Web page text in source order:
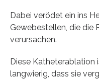
Dabei verödet ein ins
Gewebestellen, die die
verursachen.
Diese Katheterablation
langwierig, dass sie